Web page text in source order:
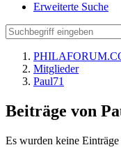
Erweiterte Suche
Mitglieder
Paul71
Beiträge von
Es wurden keine Einträge